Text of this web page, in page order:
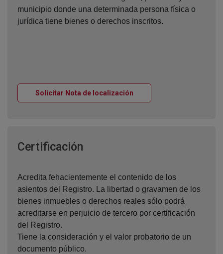
municipio donde una determinada persona física o
jurídica tiene bienes o derechos inscritos.
Solicitar Nota de localización
Certificación
Acredita fehacientemente el contenido de los
asientos del Registro. La libertad o gravamen de los
bienes inmuebles o derechos reales sólo podrá
acreditarse en perjuicio de tercero por certificación
del Registro.
Tiene la consideración y el valor probatorio de un
documento público.